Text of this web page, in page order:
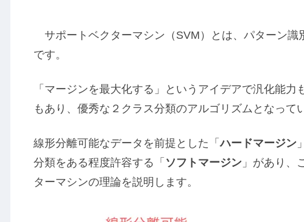
サポートベクターマシン（SVM）とは、パターン識
です。
「マージンを最大化する」というアイデアで汎化能
もあり、優秀な２クラス分類のアルゴリズムとなって
線形分離可能なデータを前提とした「ハードマージン
分類をある程度許容する「 ソフトマージン」があり、
ターマシンの理論を説明します。